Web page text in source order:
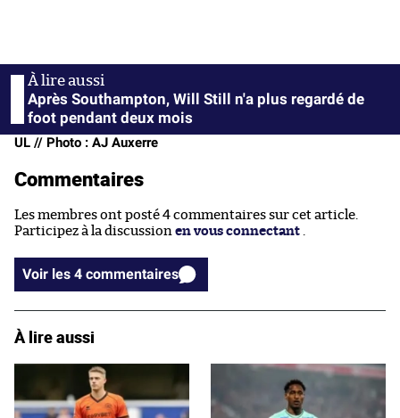
Après Southampton, Will Still n'a plus regardé de
foot pendant deux mois
UL // Photo : AJ Auxerre
Commentaires
Les membres ont posté 4 commentaires sur cet article.
Participez à la discussion en vous connectant
Voir les 4 commentaires
À lire aussi